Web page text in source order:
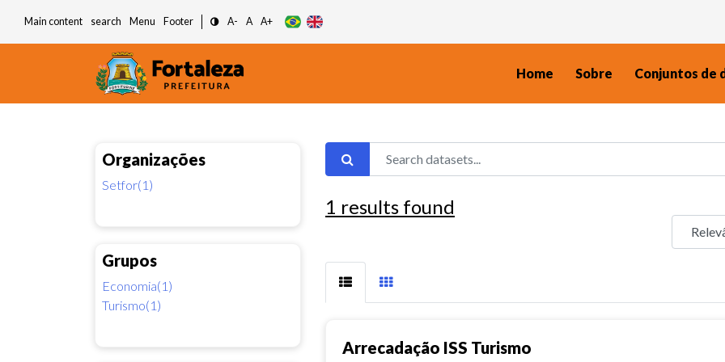
Main content search Menu Footer A- A A+
Home Sobre Conjuntos de
Organizações
Setfor(1)
Grupos
Economia(1)
Turismo(1)
1 results found
Arrecadação ISS Turismo